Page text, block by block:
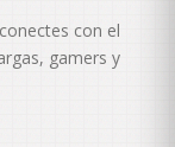
con el
gamers y